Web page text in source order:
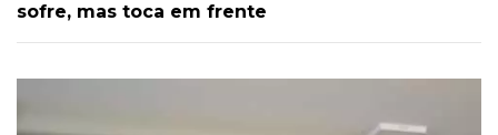
sofre, mas toca em frente